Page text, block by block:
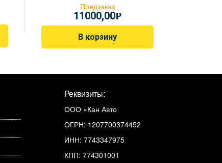
Предзаказ
11000,00Р
В корзину
Реквизиты:
ООО «Кан Авто
ОГРН: 1207700374452
ИНН: 7743347975
КПП: 774301001